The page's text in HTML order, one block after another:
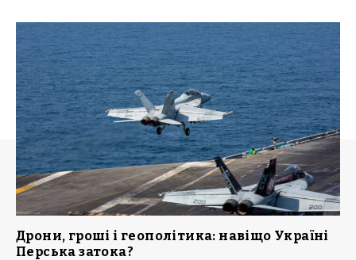
Дрони, гроші і геополітика: навіщо Україні
Перська затока?